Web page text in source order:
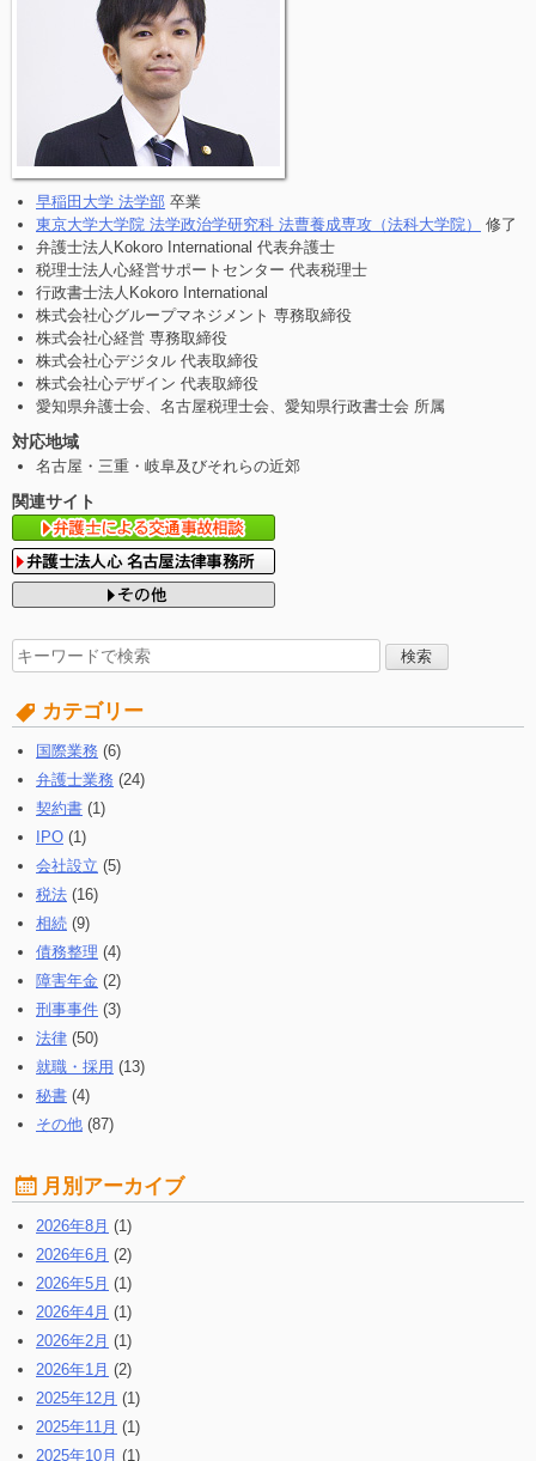
早稲田大学 法学部 卒業
東京大学大学院 法学政治学研究科 法曹養成専攻（法科大学院）
修了
弁護士法人Kokoro International 代表弁護士
税理士法人心経営サポートセンター 代表税理士
行政書士法人Kokoro International
株式会社心グループマネジメント 専務取締役
株式会社心経営 専務取締役
株式会社心デジタル 代表取締役
株式会社心デザイン 代表取締役
愛知県弁護士会、名古屋税理士会、愛知県行政書士会 所属
対応地域
名古屋・三重・岐阜及びそれらの近郊
関連サイト
検
索
す
る:
カテゴリー
国際業務 (6)
弁護士業務 (24)
契約書 (1)
IPO (1)
会社設立 (5)
税法 (16)
相続 (9)
債務整理 (4)
障害年金 (2)
刑事事件 (3)
法律 (50)
就職・採用 (13)
秘書 (4)
その他 (87)
月別アーカイブ
2026年8月 (1)
2026年6月 (2)
2026年5月 (1)
2026年4月 (1)
2026年2月 (1)
2026年1月 (2)
2025年12月 (1)
2025年11月 (1)
2025年10月 (1)